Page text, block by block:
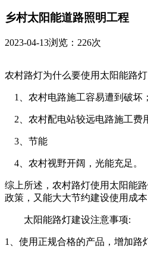
乡村太阳能道路照明工程
2023-04-13浏览：226次
农村路灯为什么要使用太阳能路灯
1、农村电路施工容易遭到破坏；
2、农村配电站较远电路施工费用
3、节能
4、农村视野开阔，光能充足。
综上所述，农村路灯使用太阳能
政策，又能大大节约建设使用成本
太阳能路灯建设注意事项:
1、使用正规合格的产品，增加路